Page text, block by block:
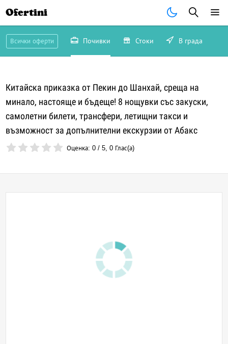
Ofertini
Всички оферти Почивки Стоки В града
Китайска приказка от Пекин до Шанхай, среща на
минало, настояще и бъдеще! 8 нощувки със закуски,
самолетни билети, трансфери, летищни такси и
възможност за допълнителни екскурзии от Абакс
Оценка:0 /5,0 Глас(а)